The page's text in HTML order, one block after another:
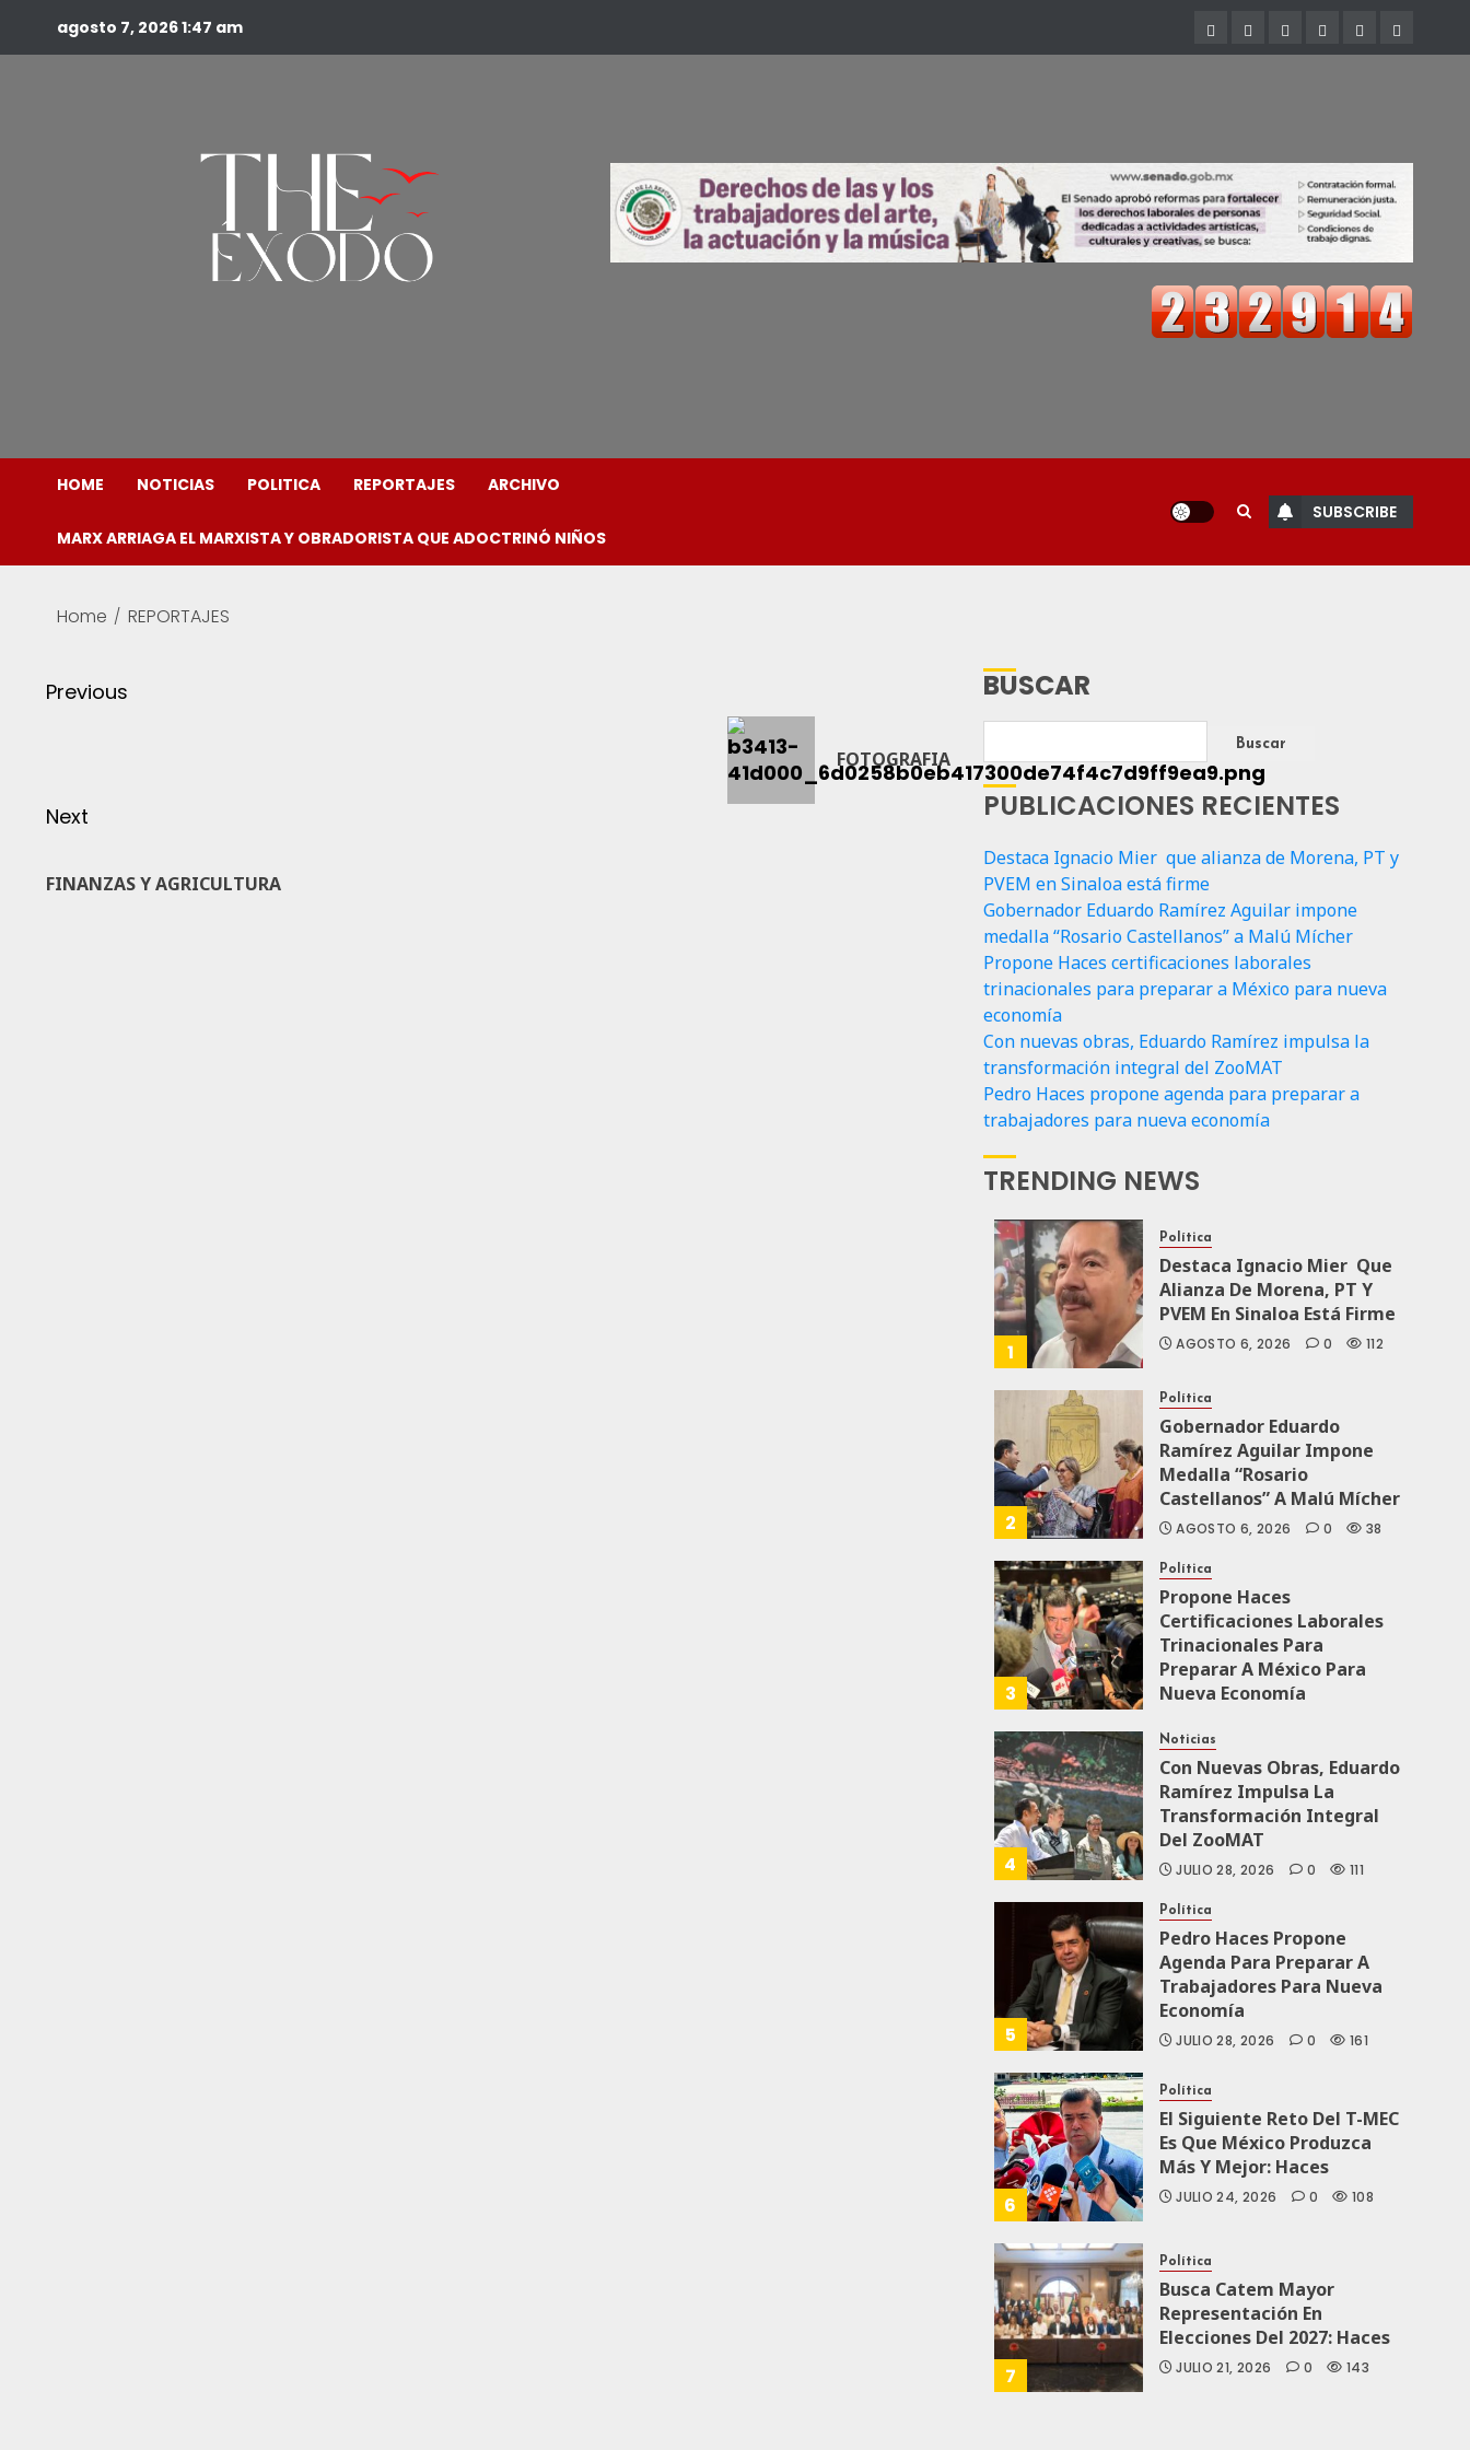
agosto 7, 20261:47 am
HOME NOTICIAS POLITICA REPORTAJES ARCHIVO
MARX ARRIAGA EL MARXISTA Y OBRADORISTA QUE ADOCTRINÓ NIÑOS
SUBSCRIBE
Home REPORTAJES
Previous
FOTOGRAFIA
Next
FINANZAS Y AGRICULTURA
BUSCAR
Buscar
PUBLICACIONES RECIENTES
Destaca Ignacio Mier que alianza de Morena, PT y
PVEM en Sinaloa está firme
Gobernador Eduardo Ramírez Aguilar impone
medalla “Rosario Castellanos” a Malú Mícher
Propone Haces certificaciones laborales
trinacionales para preparar a México para nueva
economía
Con nuevas obras, Eduardo Ramírez impulsa la
transformación integral del ZooMAT
Pedro Haces propone agenda para preparar a
trabajadores para nueva economía
TRENDING NEWS
1
Política
Destaca Ignacio Mier Que
Alianza De Morena, PT Y
PVEM En Sinaloa Está Firme
AGOSTO 6, 2026 0 112
2
Política
Gobernador Eduardo
Ramírez Aguilar Impone
Medalla “Rosario
Castellanos” A Malú Mícher
AGOSTO 6, 2026 0 38
3
Política
Propone Haces
Certificaciones Laborales
Trinacionales Para
Preparar A México Para
Nueva Economía
4
Noticias
Con Nuevas Obras, Eduardo
Ramírez Impulsa La
Transformación Integral
Del ZooMAT
JULIO 28, 2026 0 111
5
Política
Pedro Haces Propone
Agenda Para Preparar A
Trabajadores Para Nueva
Economía
JULIO 28, 2026 0 161
6
Política
El Siguiente Reto Del T-MEC
Es Que México Produzca
Más Y Mejor: Haces
JULIO 24, 2026 0 108
7
Política
Busca Catem Mayor
Representación En
Elecciones Del 2027: Haces
JULIO 21, 2026 0 143